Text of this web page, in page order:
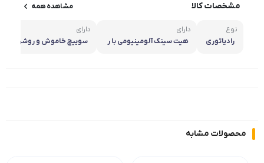
مشخصات کالا مشاهده همه
نوع
رادیاتوری
دارای
هیت سینک آلومینیومی با ر
دارای
سوییچ خاموش و روشن و ت
محصولات مشابه